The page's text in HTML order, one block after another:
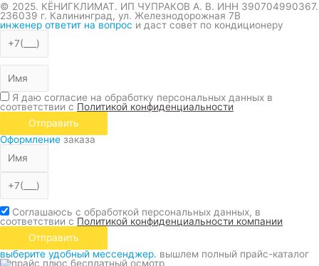
© 2025. КЁНИГКЛИМАТ. ИП ЧУПРАКОВ А. В. ИНН 390704990367.
236039 г. Калининград, ул. Железнодорожная 7В
инженер ответит на вопрос и даст совет по кондиционеру
Я даю согласие на обработку персональных данных в
соответствии с Политикой конфиденциальности
Отправить
Оформление заказа
Соглашаюсь с обработкой персональных данных, в
соответствии с Политикой конфиденциальности компании
Отправить
выберите удобный мессенджер. вышлем полный прайс-каталог